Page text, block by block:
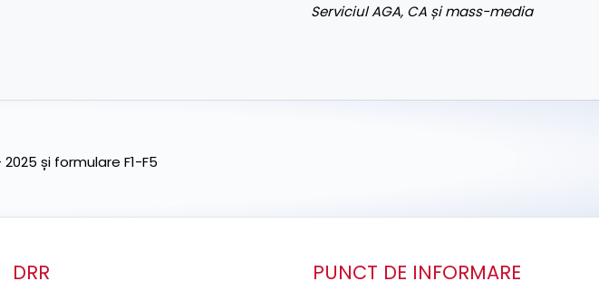
Serviciul AGA, CA și mass-media
și formulare F1-F5
DRR PUNCT DE INFORMARE